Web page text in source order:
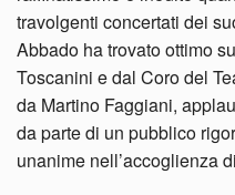
travolgenti concertati dei
Abbado ha trovato ottimo
Toscanini e dal Coro del
da Martino Faggiani,
da parte di un pubblico
unanime nell’accoglienza